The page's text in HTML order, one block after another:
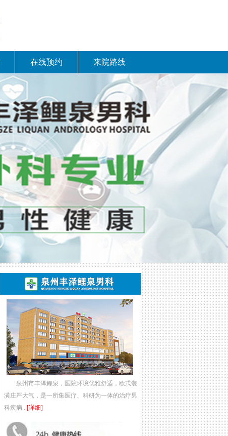
在线预约 来院路线
泉州市丰泽鲤泉，医院环境优雅舒适，欧式装
潢庄严大气，是一所集医疗、科研为一体的治疗男
科疾病...[详细]